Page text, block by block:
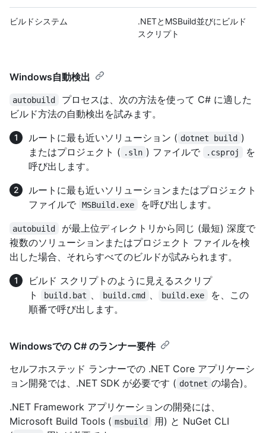
ビルドシステム
.NETとMSBuild並びにビルド
スクリプト
Windows自動検出
autobuild
プロセスは、次の方法を使って C# に適した
ビルド方法の自動検出を試みます。
ルートに最も近いソリューション ( dotnet build )
またはプロジェクト ( .sln ) ファイルで .csproj
を
呼び出します。
ルートに最も近いソリューションまたはプロジェクト
ファイルで
MSBuild.exe を呼び出します。
autobuild
が最上位ディレクトリから同じ (最短) 深度で
複数のソリューションまたはプロジェクト ファイルを検
出した場合、それらすべてのビルドが試みられます。
ビルド スクリプトのように見えるスクリプ
ト
build.bat build.cmd build.exe
を、この
順番で呼び出します。
Windowsでの C# のランナー要件
セルフホステッド ランナーでの .NET Core アプリケーシ
ョン開発では、.NET SDK が必要です ( dotnet の場合)。
.NET Framework アプリケーションの開発には、
Microsoft Build Tools ( msbuild
用) と NuGet CLI